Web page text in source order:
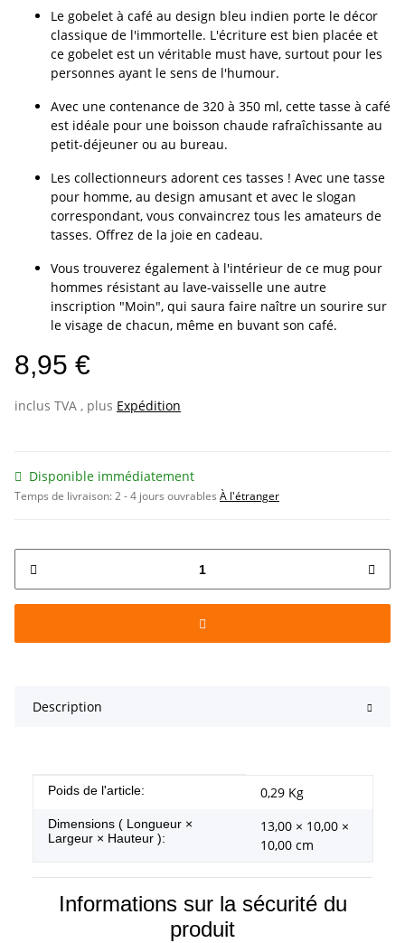
Le gobelet à café au design bleu indien porte le décor
classique de l'immortelle. L'écriture est bien placée et
ce gobelet est un véritable must have, surtout pour les
personnes ayant le sens de l'humour.
Avec une contenance de 320 à 350 ml, cette tasse à café
est idéale pour une boisson chaude rafraîchissante au
petit-déjeuner ou au bureau.
Les collectionneurs adorent ces tasses ! Avec une tasse
pour homme, au design amusant et avec le slogan
correspondant, vous convaincrez tous les amateurs de
tasses. Offrez de la joie en cadeau.
Vous trouverez également à l'intérieur de ce mug pour
hommes résistant au lave-vaisselle une autre
inscription "Moin", qui saura faire naître un sourire sur
le visage de chacun, même en buvant son café.
8,95 €
inclus TVA , plus Expédition
Disponible immédiatement
Temps de livraison:2 - 4 jours ouvrables À l'étranger
Description
#productDetails.itemInformation#
#productDetails.itemValue#
Poids de l'article: 0,29 Kg
Dimensions ( Longueur ×
Largeur × Hauteur ):
13,00 × 10,00 ×
10,00 cm
Informations sur la sécurité du
produit